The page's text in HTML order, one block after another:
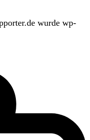
wurde wp-